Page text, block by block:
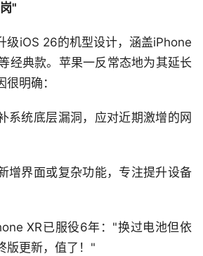
"
级iOS 26的机型设计，涵盖iPhone
经典款。苹果一反常态地为其延长
明确：
系统底层漏洞，应对近期激增的网
增界面或复杂功能，专注提升设备
XR已服役6年："换过电池但依
版更新，值了！"